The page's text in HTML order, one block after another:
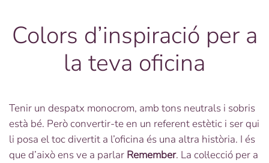
Colors d’inspiració per a
la teva oficina
Tenir un despatx monocrom, amb tons neutrals i sobris
està bé. Però convertir-te en un referent estètic i ser qui
li posa el toc divertit a l’oficina és una altra història. I és
que d’això ens ve a parlar Remember. La col·lecció per a